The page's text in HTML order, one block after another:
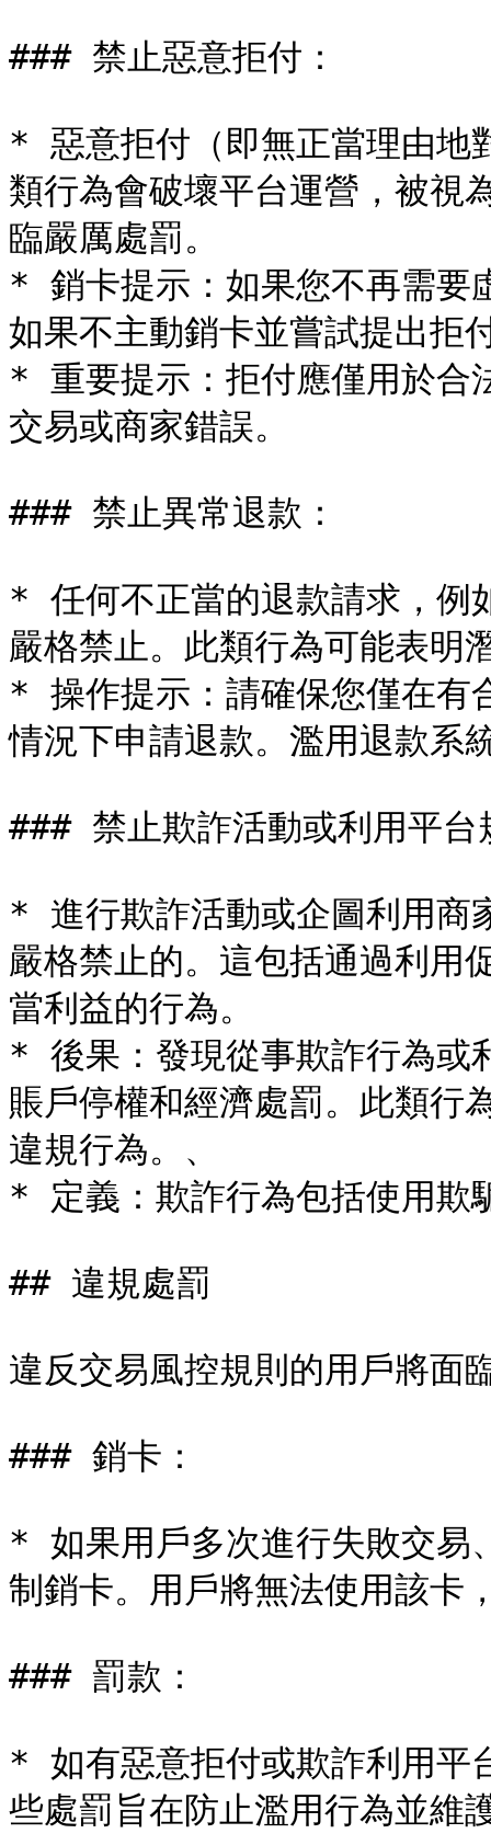
### 禁止惡意拒付：
* 惡意拒付（即無正當理由地
類行為會破壞平台運營，被視
臨嚴厲處罰。
* 銷卡提示：如果您不再需要
如果不主動銷卡並嘗試提出拒
* 重要提示：拒付應僅用於合
交易或商家錯誤。
### 禁止異常退款：
* 任何不正當的退款請求，例
嚴格禁止。此類行為可能表明
* 操作提示：請確保您僅在有
情況下申請退款。濫用退款系
### 禁止欺詐活動或利用平台
* 進行欺詐活動或企圖利用商
嚴格禁止的。這包括通過利用
當利益的行為。
* 後果：發現從事欺詐行為或
賬戶停權和經濟處罰。此類行
違規行為。、
* 定義：欺詐行為包括使用欺
## 違規處罰
違反交易風控規則的用戶將面
### 銷卡：
* 如果用戶多次進行失敗交易
制銷卡。用戶將無法使用該卡
### 罰款：
* 如有惡意拒付或欺詐利用平
些處罰旨在防止濫用行為並維